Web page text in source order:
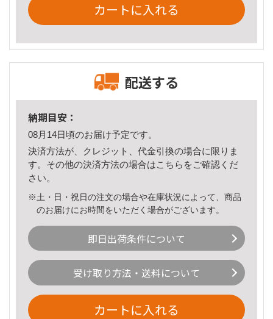
カートに入れる
配送する
納期目安：
08月14日頃のお届け予定です。
決済方法が、クレジット、代金引換の場合に限りま
す。その他の決済方法の場合はこちら をご確認くだ
さい。
※土・日・祝日の注文の場合や在庫状況によって、商品
のお届けにお時間をいただく場合がございます。
即日出荷条件について
受け取り方法・送料について
カートに入れる